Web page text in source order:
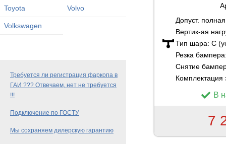
Toyota Volvo
Volkswagen
Требуется ли регистрация фаркопа в
ГАИ ??? Отвечаем, нет не требуется
!!!
Подключение по ГОСТУ
Мы сохраняем дилерскую гарантию
Допуст.
Вертик-ая
Тип шара: C
Резка
Снятие
Комплектация
В
7